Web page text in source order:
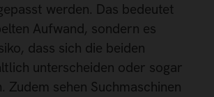
werden. Das bedeutet
Aufwand, sondern es
dass sich die beiden
unterscheiden oder sogar
Zudem sehen Suchmaschinen